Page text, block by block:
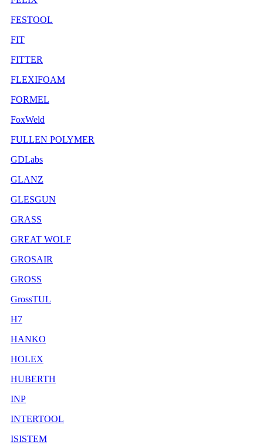
FESTOOL
FIT
FITTER
FLEXIFOAM
FORMEL
FoxWeld
FULLEN POLYMER
GDLabs
GLANZ
GLESGUN
GRASS
GREAT WOLF
GROSAIR
GROSS
GrossTUL
H7
HANKO
HOLEX
HUBERTH
INP
INTERTOOL
ISISTEM